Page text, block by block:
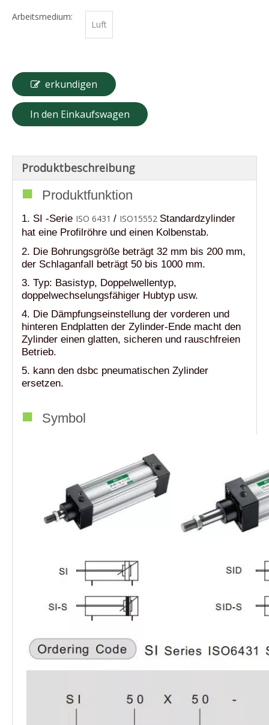
Arbeitsmedium:
Luft
erkundigen
In den Einkaufswagen
Produktbeschreibung
■ Produktfunktion
1. SI -Serie ISO 6431 / ISO15552 Standardzylinder
hat eine Profilröhre und einen Kolbenstab.
2. Die Bohrungsgröße beträgt 32 mm bis 200 mm,
der Schlaganfall beträgt 50 bis 1000 mm.
3. Typ: Basistyp, Doppelwellentyp,
doppelwechselungsfähiger Hubtyp usw.
4. Die Dämpfungseinstellung der vorderen und
hinteren Endplatten der Zylinder-Ende macht den
Zylinder einen glatten, sicheren und rauschfreien
Betrieb.
5. kann den dsbc pneumatischen Zylinder
ersetzen.
■ Symbol